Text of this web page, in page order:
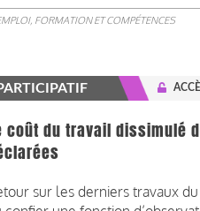
FORMATION ET COMPÉTENCES
coût du travail dissimulé
sur les derniers travaux